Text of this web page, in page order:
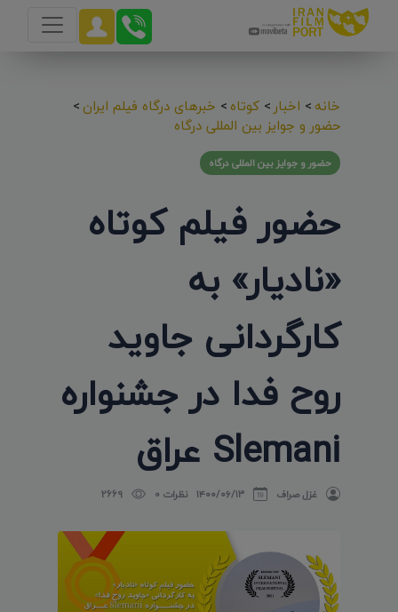
خانه> اخبار> کوتاه> خبرهای درگاه فیلم ایران>
حضور و جوایز بین المللی درگاه
حضور و جوایز بین المللی درگاه
حضور فیلم کوتاه
«نادیار» به
کارگردانی جاوید
روح فدا در جشنواره
Slemani عراق
غزل صراف ۱۴۰۰/۰۶/۱۳ نظرات 0 2669